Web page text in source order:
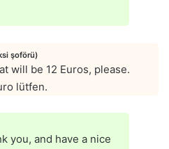
şoförü)
will be 12 Euros, please.
lütfen.
you, and have a nice